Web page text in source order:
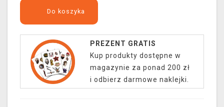
Do koszyka
PREZENT GRATIS
Kup produkty dostępne w
magazynie za ponad 200 zł
i odbierz darmowe naklejki.